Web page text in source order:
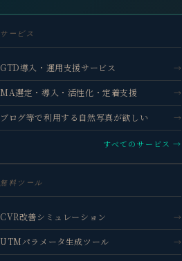
サービス
GTD導入・運用支援サービス →
MA選定・導入・活性化・定着支援 →
ブログ等で利用する自然写真が欲しい →
すべてのサービス →
無料ツール
CVR改善シミュレーション →
UTMパラメータ生成ツール →